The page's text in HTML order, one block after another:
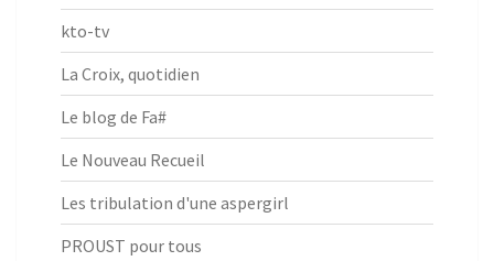
kto-tv
La Croix, quotidien
Le blog de Fa#
Le Nouveau Recueil
Les tribulation d'une aspergirl
PROUST pour tous